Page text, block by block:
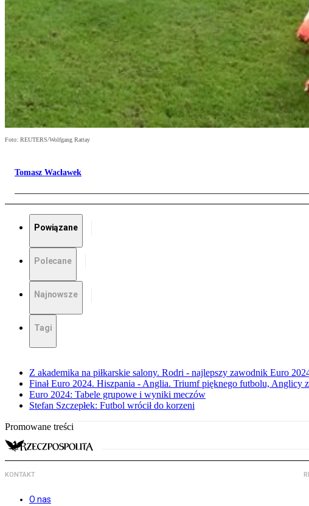
Foto: REUTERS/Wolfgang Rattay
Tomasz Wacławek
Powiązane
Polecane
Najnowsze
Tagi
Z akademika na piłkarskie salony. Rodri - najlepszy zawodnik Euro
Finał Euro 2024. Hiszpania - Anglia. Triumf pięknego futbolu, Anglicy
Euro 2024: Tabele grupowe i wyniki meczów
Stefan Szczepłek: Futbol wrócił do korzeni
Promowane treści
KONTAKT
O nas